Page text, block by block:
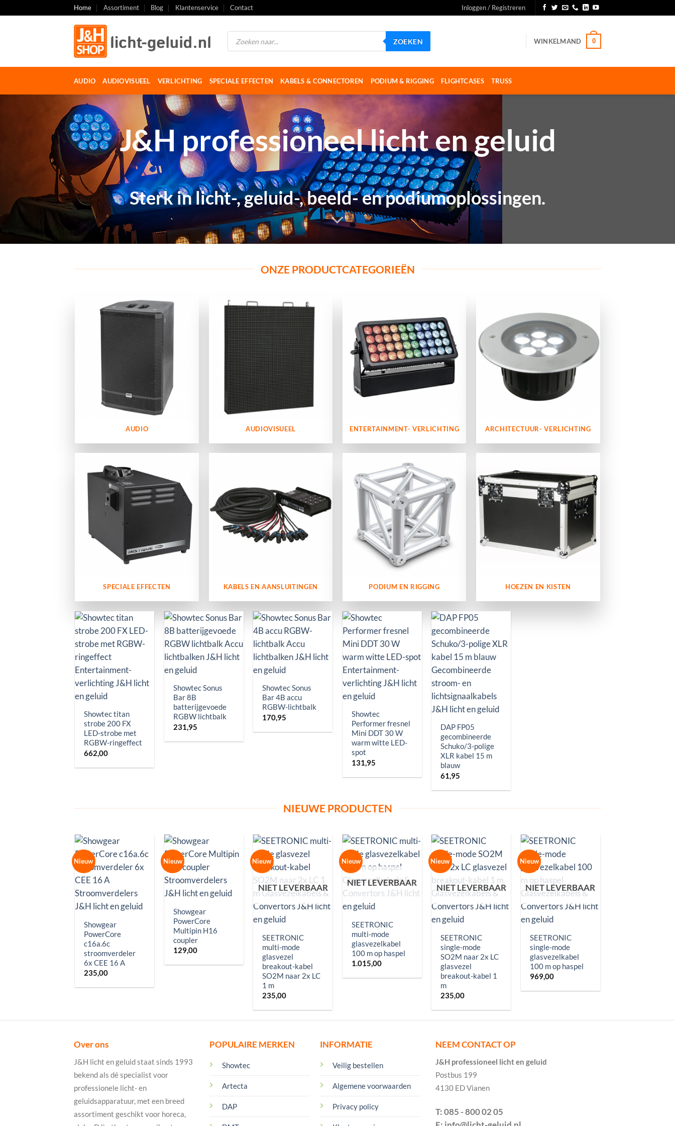
naar
Home Assortiment Blog Klantenservice Contact Inloggen / Registreren
Producten
zoeken
ZOEKEN WINKELMAND 0
AUDIO AUDIOVISUEEL VERLICHTING SPECIALE EFFECTEN KABELS & CONNECTOREN PODIUM & RIGGING FLIGHTCASES TRUSS
J&H professioneel licht en geluid
Sterk in licht-, geluid-, beeld- en podiumoplossingen.
ONZE PRODUCTCATEGORIEËN
AUDIO AUDIOVISUEEL ENTERTAINMENT- VERLICHTING ARCHITECTUUR- VERLICHTING
SPECIALE EFFECTEN KABELS EN AANSLUITINGEN PODIUM EN RIGGING HOEZEN EN KISTEN
Showtec titan
strobe 200 FX
LED-strobe met
RGBW-ringeffect
662,00
Showtec Sonus
Bar 8B
batterijgevoede
RGBW lichtbalk
231,95
Showtec Sonus
Bar 4B accu
RGBW-lichtbalk
170,95
Showtec
Performer fresnel
Mini DDT 30 W
warm witte LED-
spot
131,95
DAP FP05
gecombineerde
Schuko/3-polige
XLR kabel 15 m
blauw
61,95
NIEUWE PRODUCTEN
Nieuw
Showgear
PowerCore
c16a.6c
stroomverdeler
6x CEE 16 A
235,00
Nieuw
Showgear
PowerCore
Multipin H16
coupler
129,00
Nieuw
NIET LEVERBAAR
SEETRONIC
multi-mode
glasvezel
breakout-kabel
SO2M naar 2x LC
1 m
235,00
Nieuw
NIET LEVERBAAR
SEETRONIC
multi-mode
glasvezelkabel
100 m op haspel
1.015,00
Nieuw
NIET LEVERBAAR
SEETRONIC
single-mode
SO2M naar 2x LC
glasvezel
breakout-kabel 1
m
235,00
Nieuw
NIET LEVERBAAR
SEETRONIC
single-mode
glasvezelkabel
100 m op haspel
969,00
Over ons
J&H licht en geluid staat sinds 1993
bekend als dé specialist voor
professionele licht- en
geluidsapparatuur, met een breed
assortiment geschikt voor horeca,
POPULAIRE MERKEN
Showtec
Artecta
DAP
INFORMATIE
Veilig bestellen
Algemene voorwaarden
Privacy policy
NEEM CONTACT OP
J&H professioneel licht en geluid
Postbus 199
4130 ED Vianen
T: 085 - 800 02 05